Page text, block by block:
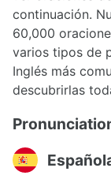
continuación.
60,000
varios tipos de
Inglés más
descubrirlas